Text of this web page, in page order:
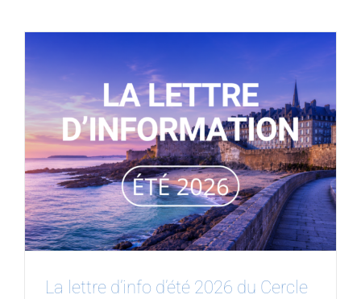
La lettre d’info d’été 2026 du Cercle